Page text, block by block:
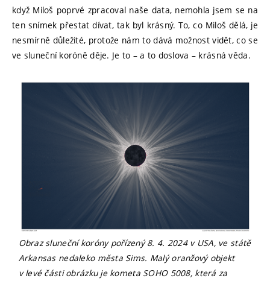
když Miloš poprvé zpracoval naše data, nemohla jsem se na
ten snímek přestat dívat, tak byl krásný. To, co Miloš dělá, je
nesmírně důležité, protože nám to dává možnost vidět, co se
ve sluneční koróně děje. Je to – a to doslova – krásná věda.
Obraz sluneční koróny pořízený 8. 4. 2024 v USA, ve státě
Arkansas nedaleko města Sims. Malý oranžový objekt
v levé části obrázku je kometa SOHO 5008, která za